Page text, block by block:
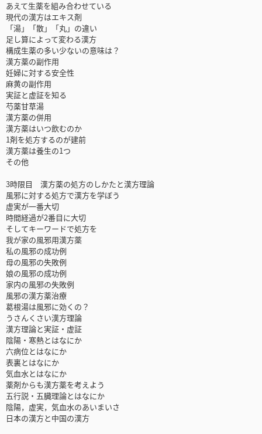
あえて生薬を組み合わせている
現代の漢方はエキス剤
「湯」「散」「丸」の違い
足し算によって変わる漢方
構成生薬の多い少ないの意味は？
漢方薬の副作用
妊婦に対する安全性
麻黄の副作用
実証と虚証を知る
芍薬甘草湯
漢方薬の併用
漢方薬はいつ飲むのか
1剤を処方するのが建前
漢方薬は養生の1つ
その他
3時限目 漢方薬の処方のしかたと漢方理論
風邪に対する処方で漢方を学ぼう
虚実が一番大切
時間経過が2番目に大切
そしてキーワードで処方を
我が家の風邪用漢方薬
私の風邪の成功例
母の風邪の失敗例
娘の風邪の成功例
家内の風邪の失敗例
風邪の漢方薬治療
葛根湯は風邪に効くの？
うさんくさい漢方理論
漢方理論と実証・虚証
陰陽・寒熱とはなにか
六病位とはなにか
表裏とはなにか
気血水とはなにか
薬剤からも漢方薬を考えよう
五行説・五臓理論とはなにか
陰陽，虚実，気血水のあいまいさ
日本の漢方と中国の漢方